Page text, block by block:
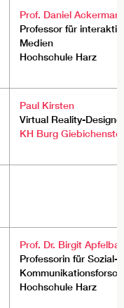
Prof. Daniel
Professor für
Medien
Hochschule Harz
Paul Kirsten
Virtual Reality-
KH Burg
Prof. Dr. Birgit
Professorin für Sozial-
Hochschule Harz